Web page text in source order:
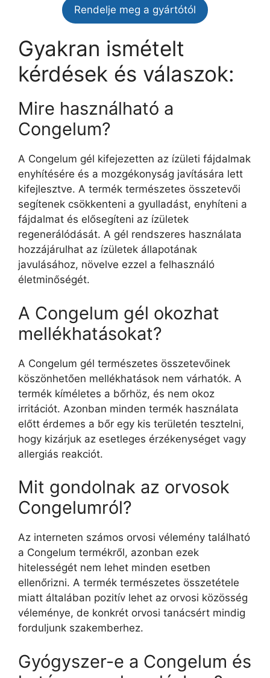
Rendelje meg a gyártótól
Gyakran ismételt
kérdések és válaszok:
Mire használható a
Congelum?
A Congelum gél kifejezetten az ízületi fájdalmak
enyhítésére és a mozgékonyság javítására lett
kifejlesztve. A termék természetes összetevői
segítenek csökkenteni a gyulladást, enyhíteni a
fájdalmat és elősegíteni az ízületek
regenerálódását. A gél rendszeres használata
hozzájárulhat az ízületek állapotának
javulásához, növelve ezzel a felhasználó
életminőségét.
A Congelum gél okozhat
mellékhatásokat?
A Congelum gél természetes összetevőinek
köszönhetően mellékhatások nem várhatók. A
termék kíméletes a bőrhöz, és nem okoz
irritációt. Azonban minden termék használata
előtt érdemes a bőr egy kis területén tesztelni,
hogy kizárjuk az esetleges érzékenységet vagy
allergiás reakciót.
Mit gondolnak az orvosok
Congelumról?
Az interneten számos orvosi vélemény található
a Congelum termékről, azonban ezek
hitelességét nem lehet minden esetben
ellenőrizni. A termék természetes összetétele
miatt általában pozitív lehet az orvosi közösség
véleménye, de konkrét orvosi tanácsért mindig
forduljunk szakemberhez.
Gyógyszer-e a Congelum és